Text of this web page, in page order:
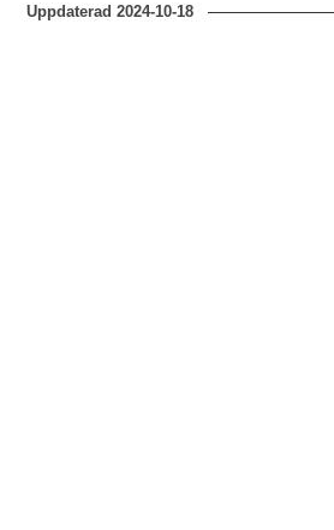
Uppdaterad2024-10-18